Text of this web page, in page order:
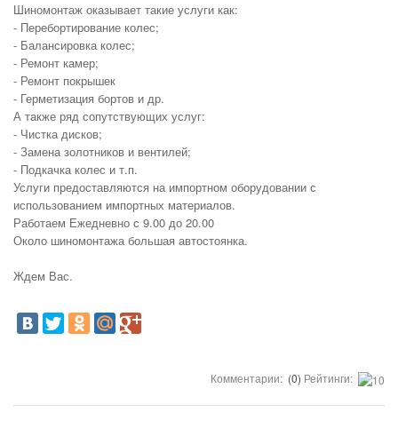
Шиномонтаж оказывает такие услуги как:
- Перебортирование колес;
- Балансировка колес;
- Ремонт камер;
- Ремонт покрышек
- Герметизация бортов и др.
А также ряд сопутствующих услуг:
- Чистка дисков;
- Замена золотников и вентилей;
- Подкачка колес и т.п.
Услуги предоставляются на импортном оборудовании с
использованием импортных материалов.
Работаем Ежедневно с 9.00 до 20.00
Около шиномонтажа большая автостоянка.
Ждем Вас.
Комментарии: (0) Рейтинги: